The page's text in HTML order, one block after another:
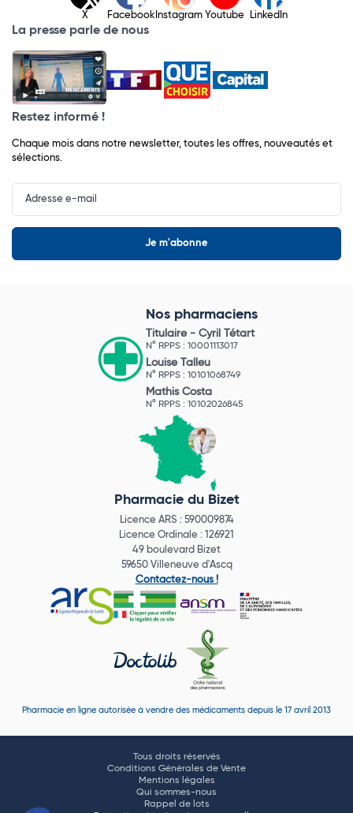
X Facebook Instagram Youtube LinkedIn
La presse parle de nous
Restez informé !
Chaque mois dans notre newsletter, toutes les offres, nouveautés et
sélections.
Input
Newsletter
Nos pharmaciens
Titulaire - Cyril Tétart
N° RPPS : 10001113017
Louise Talleu
N° RPPS : 10101068749
Mathis Costa
N° RPPS : 10102026845
Pharmacie du Bizet
Licence ARS : 590009874
Licence Ordinale : 126921
49 boulevard Bizet
59650 Villeneuve d'Ascq
Contactez-nous !
Pharmacie en ligne autorisée à vendre des médicaments depuis le 17 avril 2013
Tous droits réservés
Conditions Générales de Vente
Mentions légales
Qui sommes-nous
Rappel de lots